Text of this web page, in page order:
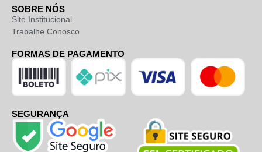
SOBRE NÓS
Site Institucional
Trabalhe Conosco
FORMAS DE PAGAMENTO
SEGURANÇA